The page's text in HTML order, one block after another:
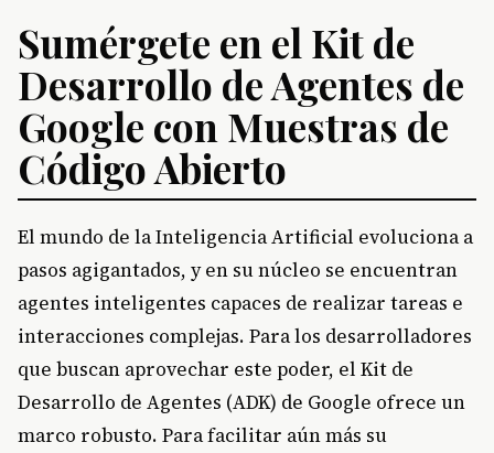
Sumérgete en el Kit de
Desarrollo de Agentes de
Google con Muestras de
Código Abierto
El mundo de la Inteligencia Artificial evoluciona a
pasos agigantados, y en su núcleo se encuentran
agentes inteligentes capaces de realizar tareas e
interacciones complejas. Para los desarrolladores
que buscan aprovechar este poder, el Kit de
Desarrollo de Agentes (ADK) de Google ofrece un
marco robusto. Para facilitar aún más su